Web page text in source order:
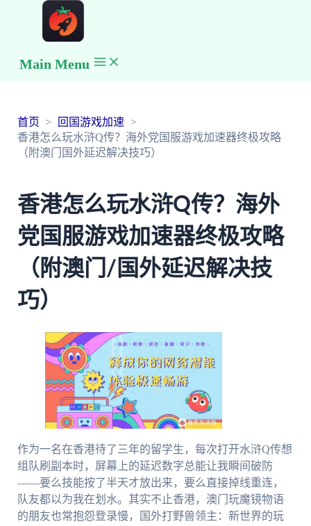
Main Menu
首页
回国游戏加速
香港怎么玩水浒Q传？海外党国服游戏加速器终极攻略
（附澳门国外延迟解决技巧）
香港怎么玩水浒Q传？海外
党国服游戏加速器终极攻略
（附澳门/国外延迟解决技
巧）
作为一名在香港待了三年的留学生，每次打开水浒Q传想
组队刷副本时，屏幕上的延迟数字总能让我瞬间破防
——要么技能按了半天才放出来，要么直接掉线重连，
队友都以为我在划水。其实不止香港，澳门玩魔镜物语
的朋友也常抱怨登录慢，国外打野兽领主：新世界的玩